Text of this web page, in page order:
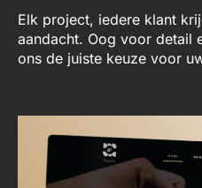
Elk project, iedere klant
aandacht. Oog voor detail
ons de juiste keuze voor